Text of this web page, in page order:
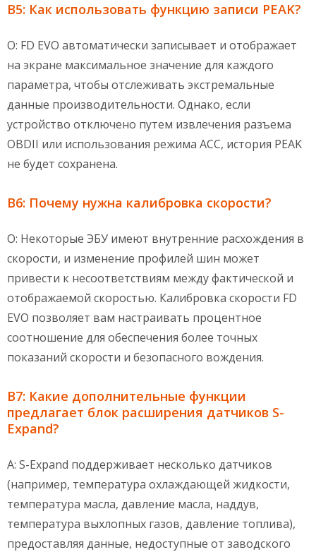
В5: Как использовать функцию записи PEAK?
О: FD EVO автоматически записывает и отображает
на экране максимальное значение для каждого
параметра, чтобы отслеживать экстремальные
данные производительности. Однако, если
устройство отключено путем извлечения разъема
OBDII или использования режима ACC, история PEAK
не будет сохранена.
В6: Почему нужна калибровка скорости?
О: Некоторые ЭБУ имеют внутренние расхождения в
скорости, и изменение профилей шин может
привести к несоответствиям между фактической и
отображаемой скоростью. Калибровка скорости FD
EVO позволяет вам настраивать процентное
соотношение для обеспечения более точных
показаний скорости и безопасного вождения.
В7: Какие дополнительные функции
предлагает блок расширения датчиков S-
Expand?
A: S-Expand поддерживает несколько датчиков
(например, температура охлаждающей жидкости,
температура масла, давление масла, наддув,
температура выхлопных газов, давление топлива),
предоставляя данные, недоступные от заводского